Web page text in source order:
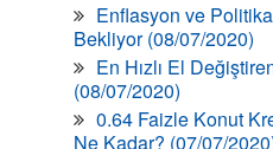
Enflasyon ve
Bekliyor (08/07/2020)
En Hızlı El
(08/07/2020)
0.64 Faizle Konut
Ne Kadar? (07/07/